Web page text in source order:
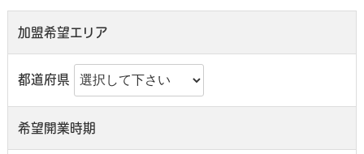
加盟希望エリア
都道府県
希望開業時期